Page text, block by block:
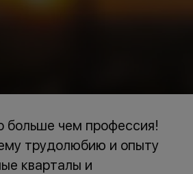
больше чем профессия!
трудолюбию и опыту
кварталы и